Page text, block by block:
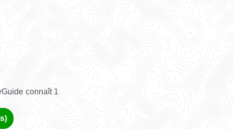
connaît 1